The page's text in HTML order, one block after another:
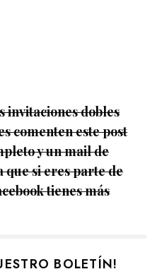
invitaciones dobles
comenten este post
y un mail de
que si eres parte de
tienes más
BOLETÍN!